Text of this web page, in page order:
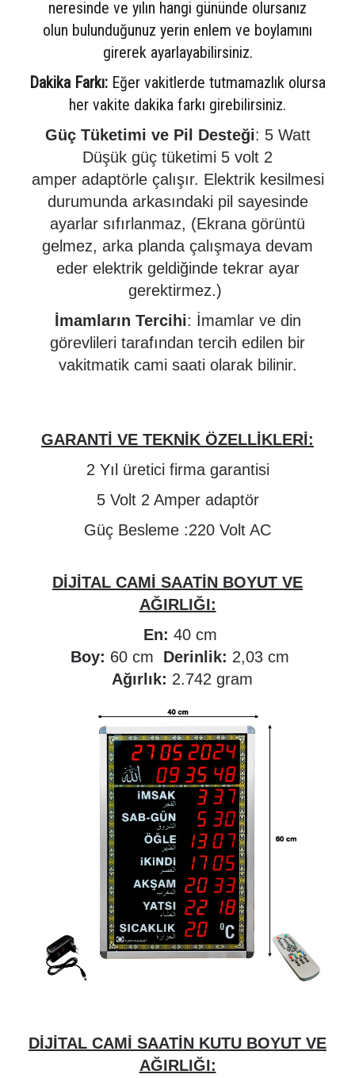
neresinde ve yılın hangi gününde olursanız
olun bulunduğunuz yerin enlem ve boylamını
girerek ayarlayabilirsiniz.
Dakika Farkı: Eğer vakitlerde tutmamazlık olursa
her vakite dakika farkı girebilirsiniz.
Güç Tüketimi ve Pil Desteği: 5 Watt
Düşük güç tüketimi 5 volt 2
amper adaptörle çalışır. Elektrik kesilmesi
durumunda arkasındaki pil sayesinde
ayarlar sıfırlanmaz, (Ekrana görüntü
gelmez, arka planda çalışmaya devam
eder elektrik geldiğinde tekrar ayar
gerektirmez.)
İmamların Tercihi: İmamlar ve din
görevlileri tarafından tercih edilen bir
vakitmatik cami saati olarak bilinir.
GARANTİ VE TEKNİK ÖZELLİKLERİ:
2 Yıl üretici firma garantisi
5 Volt 2 Amper adaptör
Güç Besleme :220 Volt AC
DİJİTAL CAMİ SAATİN BOYUT VE
AĞIRLIĞI:
En: 40 cm
Boy: 60 cm Derinlik: 2,03 cm
Ağırlık: 2.742 gram
DİJİTAL CAMİ SAATİN KUTU BOYUT VE
AĞIRLIĞI: